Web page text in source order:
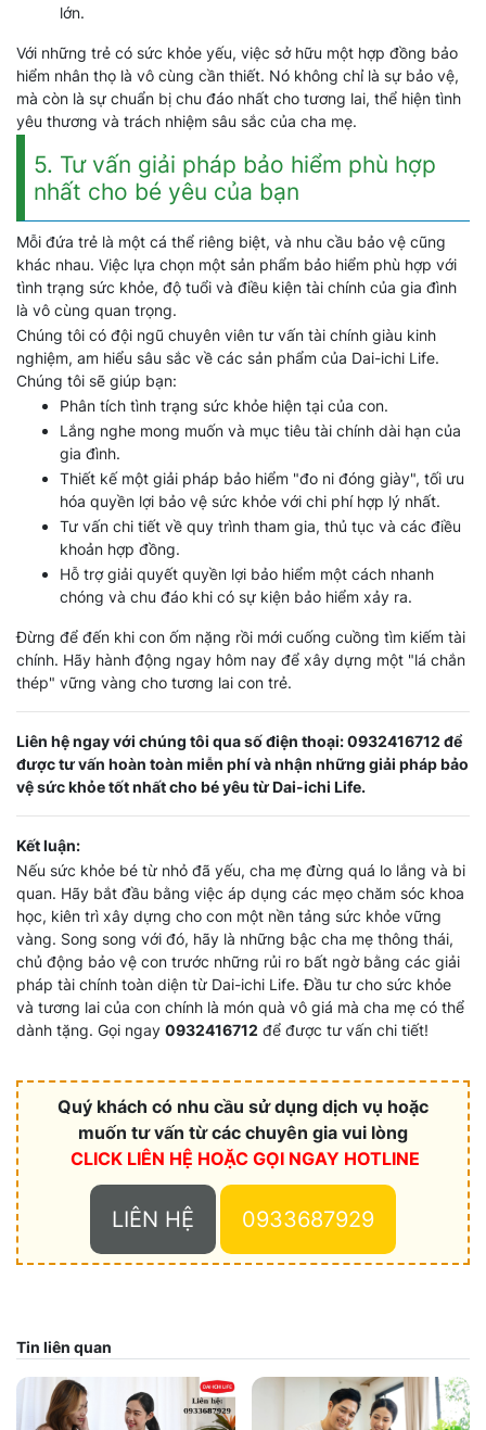
lớn.
Với những trẻ có sức khỏe yếu, việc sở hữu một hợp đồng bảo
hiểm nhân thọ là vô cùng cần thiết. Nó không chỉ là sự bảo vệ,
mà còn là sự chuẩn bị chu đáo nhất cho tương lai, thể hiện tình
yêu thương và trách nhiệm sâu sắc của cha mẹ.
5. Tư vấn giải pháp bảo hiểm phù hợp
nhất cho bé yêu của bạn
Mỗi đứa trẻ là một cá thể riêng biệt, và nhu cầu bảo vệ cũng
khác nhau. Việc lựa chọn một sản phẩm bảo hiểm phù hợp với
tình trạng sức khỏe, độ tuổi và điều kiện tài chính của gia đình
là vô cùng quan trọng.
Chúng tôi có đội ngũ chuyên viên tư vấn tài chính giàu kinh
nghiệm, am hiểu sâu sắc về các sản phẩm của Dai-ichi Life.
Chúng tôi sẽ giúp bạn:
Phân tích tình trạng sức khỏe hiện tại của con.
Lắng nghe mong muốn và mục tiêu tài chính dài hạn của
gia đình.
Thiết kế một giải pháp bảo hiểm "đo ni đóng giày", tối ưu
hóa quyền lợi bảo vệ sức khỏe với chi phí hợp lý nhất.
Tư vấn chi tiết về quy trình tham gia, thủ tục và các điều
khoản hợp đồng.
Hỗ trợ giải quyết quyền lợi bảo hiểm một cách nhanh
chóng và chu đáo khi có sự kiện bảo hiểm xảy ra.
Đừng để đến khi con ốm nặng rồi mới cuống cuồng tìm kiếm tài
chính. Hãy hành động ngay hôm nay để xây dựng một "lá chắn
thép" vững vàng cho tương lai con trẻ.
Liên hệ ngay với chúng tôi qua số điện thoại: 0932416712 để
được tư vấn hoàn toàn miễn phí và nhận những giải pháp bảo
vệ sức khỏe tốt nhất cho bé yêu từ Dai-ichi Life.
Kết luận:
Nếu sức khỏe bé từ nhỏ đã yếu, cha mẹ đừng quá lo lắng và bi
quan. Hãy bắt đầu bằng việc áp dụng các mẹo chăm sóc khoa
học, kiên trì xây dựng cho con một nền tảng sức khỏe vững
vàng. Song song với đó, hãy là những bậc cha mẹ thông thái,
chủ động bảo vệ con trước những rủi ro bất ngờ bằng các giải
pháp tài chính toàn diện từ Dai-ichi Life. Đầu tư cho sức khỏe
và tương lai của con chính là món quà vô giá mà cha mẹ có thể
dành tặng. Gọi ngay 0932416712 để được tư vấn chi tiết!
Quý khách có nhu cầu sử dụng dịch vụ hoặc
muốn tư vấn từ các chuyên gia vui lòng
CLICK LIÊN HỆ HOẶC GỌI NGAY HOTLINE
LIÊN HỆ 0933687929
Tin liên quan